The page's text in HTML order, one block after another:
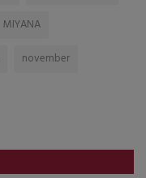
MIYANA
november